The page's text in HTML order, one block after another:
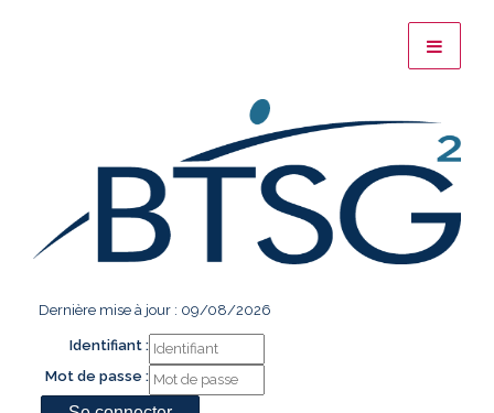
Dernière mise à jour : 09/08/2026
Identifiant :
Mot de passe :